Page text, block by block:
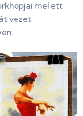
mellett
vezet